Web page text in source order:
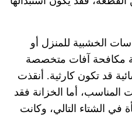
الخشبية للمنزل أو
مكافحة آفات متخصصة
قد تكون كارثية. أنقذت
المناسب، أما الخزانة فقد
في الشتاء التالي، وكانت